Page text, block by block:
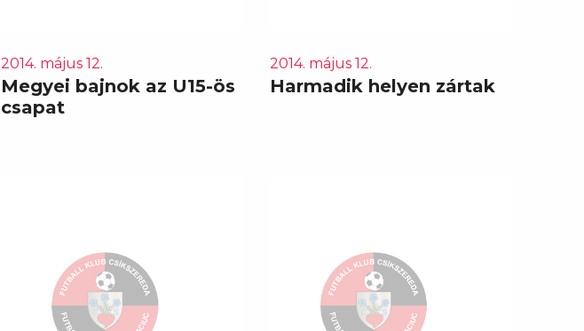
2014. május 12.
Megyei bajnok az U15-ös
csapat
2014. május 12.
Harmadik helyen zártak